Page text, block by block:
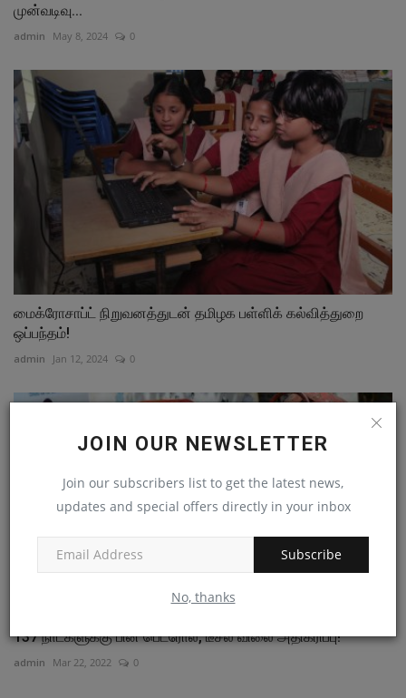
JOIN OUR NEWSLETTER
Join our subscribers list to get the latest news,
updates and special offers directly in your inbox
Subscribe
No, thanks
முன்வடிவு...
admin May 8, 2024 0
மைக்ரோசாப்ட் நிறுவனத்துடன் தமிழக பள்ளிக் கல்வித்துறை
ஒப்பந்தம்!
admin Jan 12, 2024 0
137 நாட்களுக்கு பின் பெட்ரோல், டீசல் விலை அதிகரிப்பு!
admin Mar 22, 2022 0